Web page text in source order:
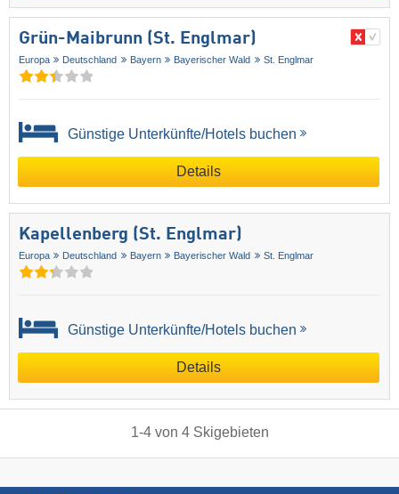
Grün-Maibrunn (St. Englmar)
Europa Deutschland Bayern Bayerischer Wald St. Englmar
Günstige Unterkünfte/Hotels buchen
Details
Kapellenberg (St. Englmar)
Europa Deutschland Bayern Bayerischer Wald St. Englmar
Günstige Unterkünfte/Hotels buchen
Details
1-4von 4 Skigebieten